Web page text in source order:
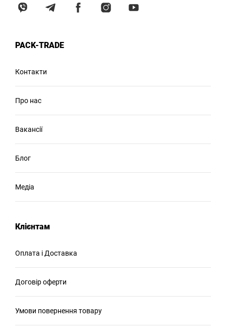
PACK-TRADE
Контакти
Про нас
Вакансії
Блог
Медіа
Клієнтам
Оплата і Доставка
Договір оферти
Умови повернення товару